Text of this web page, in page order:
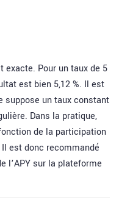
exacte. Pour un taux de 5
est bien 5,12 %. Il est
suppose un taux constant
Dans la pratique,
de la participation
est donc recommandé
l’APY sur la plateforme